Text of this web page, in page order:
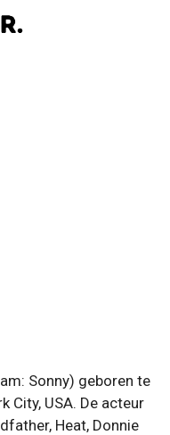
Sonny) geboren te
City, USA. De acteur
Heat, Donnie